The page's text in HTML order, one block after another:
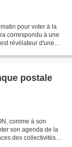
pour voter à la
correspondu à une
révélateur d'une
postale
comme à son
son agenda de la
des collectivités